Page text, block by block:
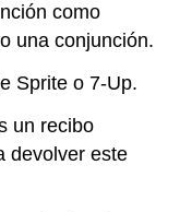
como
una conjunción.
Sprite o 7-Up.
un recibo
devolver este